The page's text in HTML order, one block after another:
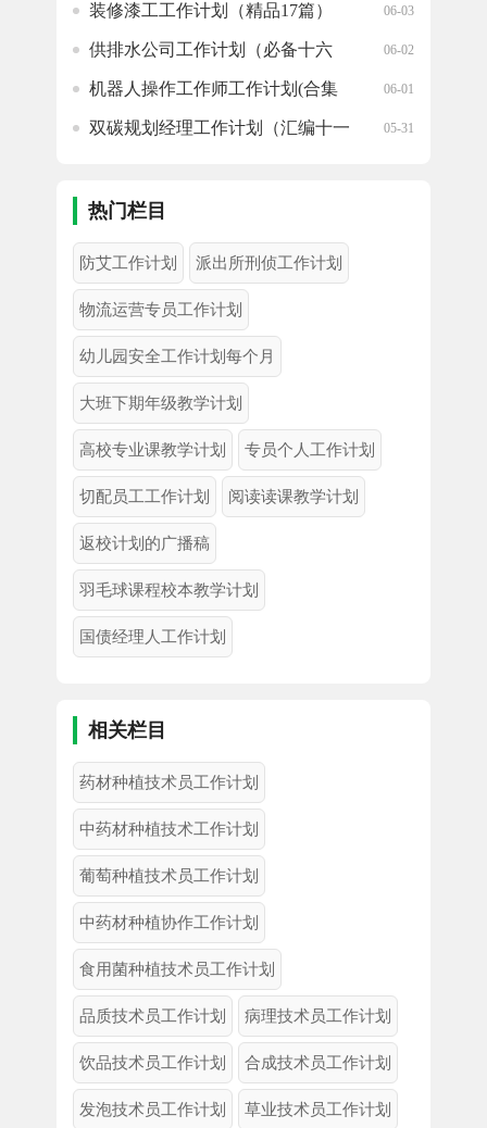
装修漆工工作计划（精品17篇） 06-03
供排水公司工作计划（必备十六
06-02
机器人操作工作师工作计划(合集
06-01
双碳规划经理工作计划（汇编十一
05-31
热门栏目
防艾工作计划 派出所刑侦工作计划
物流运营专员工作计划
幼儿园安全工作计划每个月
大班下期年级教学计划
高校专业课教学计划 专员个人工作计划
切配员工工作计划 阅读读课教学计划
返校计划的广播稿
羽毛球课程校本教学计划
国债经理人工作计划
相关栏目
药材种植技术员工作计划
中药材种植技术工作计划
葡萄种植技术员工作计划
中药材种植协作工作计划
食用菌种植技术员工作计划
品质技术员工作计划 病理技术员工作计划
饮品技术员工作计划 合成技术员工作计划
发泡技术员工作计划 草业技术员工作计划